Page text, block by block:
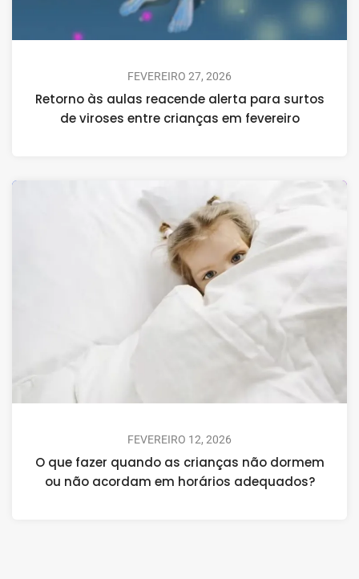
FEVEREIRO 27, 2026
Retorno às aulas reacende alerta para surtos
de viroses entre crianças em fevereiro
FEVEREIRO 12, 2026
O que fazer quando as crianças não dormem
ou não acordam em horários adequados?